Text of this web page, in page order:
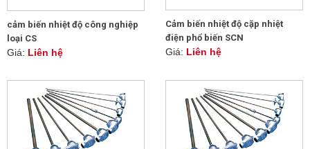
cảm biến nhiệt độ công nghiệp
loại CS
Giá: Liên hệ
Cảm biến nhiệt độ cặp nhiệt
điện phổ biến SCN
Giá: Liên hệ